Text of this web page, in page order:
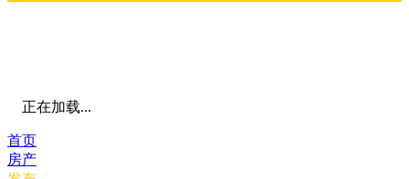
正在加载...
首页
房产